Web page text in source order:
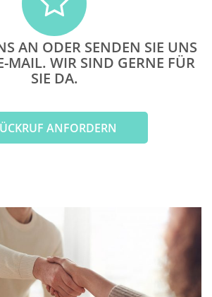
AN ODER SENDEN SIE UNS
MAIL. WIR SIND GERNE FÜR
SIE DA.
ANFORDERN